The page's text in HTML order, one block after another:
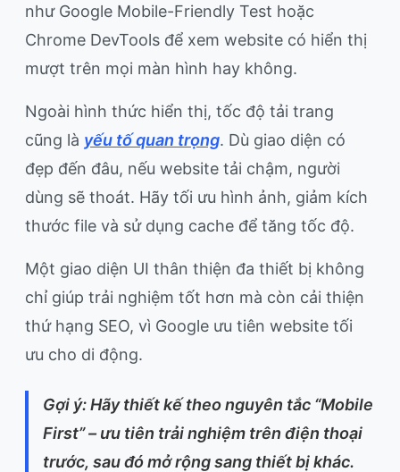
như Google Mobile-Friendly Test hoặc
Chrome DevTools để xem website có hiển thị
mượt trên mọi màn hình hay không.
Ngoài hình thức hiển thị, tốc độ tải trang
cũng là yếu tố quan trọng. Dù giao diện có
đẹp đến đâu, nếu website tải chậm, người
dùng sẽ thoát. Hãy tối ưu hình ảnh, giảm kích
thước file và sử dụng cache để tăng tốc độ.
Một giao diện UI thân thiện đa thiết bị không
chỉ giúp trải nghiệm tốt hơn mà còn cải thiện
thứ hạng SEO, vì Google ưu tiên website tối
ưu cho di động.
Gợi ý: Hãy thiết kế theo nguyên tắc “Mobile
First” – ưu tiên trải nghiệm trên điện thoại
trước, sau đó mở rộng sang thiết bị khác.